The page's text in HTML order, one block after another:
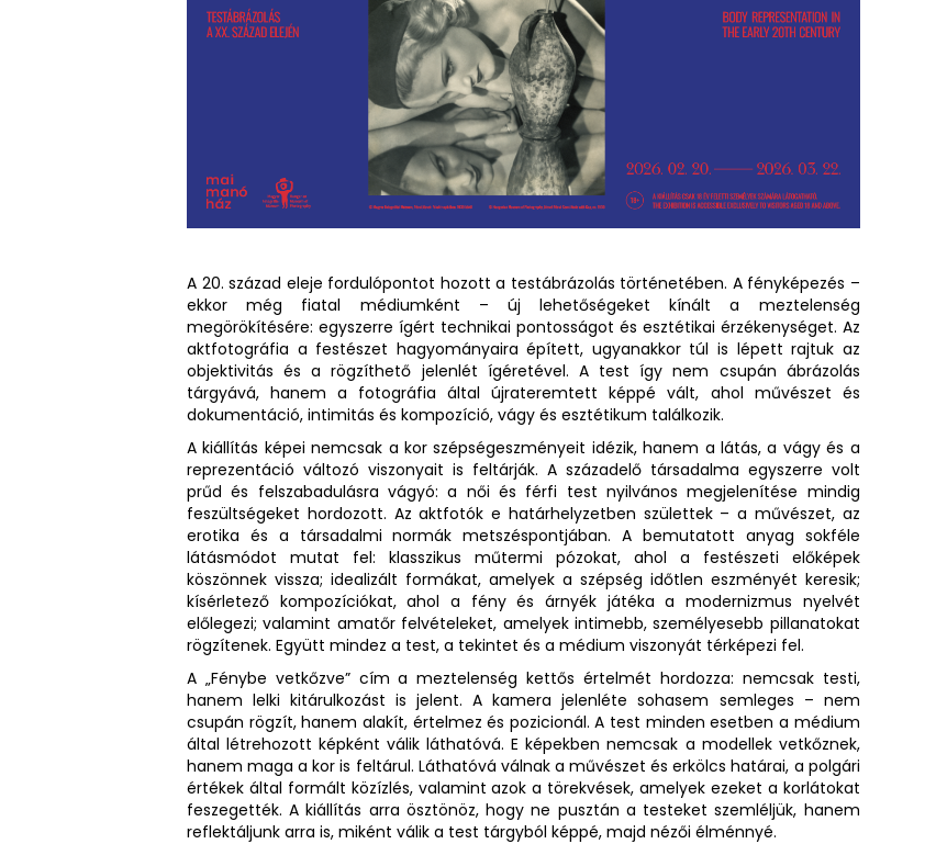
A 20. század eleje fordulópontot hozott a testábrázolás történetében. A fényképezés –
ekkor még fiatal médiumként – új lehetőségeket kínált a meztelenség
megörökítésére: egyszerre ígért technikai pontosságot és esztétikai érzékenységet. Az
aktfotográfia a festészet hagyományaira épített, ugyanakkor túl is lépett rajtuk az
objektivitás és a rögzíthető jelenlét ígéretével. A test így nem csupán ábrázolás
tárgyává, hanem a fotográfia által újrateremtett képpé vált, ahol művészet és
dokumentáció, intimitás és kompozíció, vágy és esztétikum találkozik.
A kiállítás képei nemcsak a kor szépségeszményeit idézik, hanem a látás, a vágy és a
reprezentáció változó viszonyait is feltárják. A századelő társadalma egyszerre volt
prűd és felszabadulásra vágyó: a női és férfi test nyilvános megjelenítése mindig
feszültségeket hordozott. Az aktfotók e határhelyzetben születtek – a művészet, az
erotika és a társadalmi normák metszéspontjában. A bemutatott anyag sokféle
látásmódot mutat fel: klasszikus műtermi pózokat, ahol a festészeti előképek
köszönnek vissza; idealizált formákat, amelyek a szépség időtlen eszményét keresik;
kísérletező kompozíciókat, ahol a fény és árnyék játéka a modernizmus nyelvét
előlegezi; valamint amatőr felvételeket, amelyek intimebb, személyesebb pillanatokat
rögzítenek. Együtt mindez a test, a tekintet és a médium viszonyát térképezi fel.
A „Fénybe vetkőzve” cím a meztelenség kettős értelmét hordozza: nemcsak testi,
hanem lelki kitárulkozást is jelent. A kamera jelenléte sohasem semleges – nem
csupán rögzít, hanem alakít, értelmez és pozicionál. A test minden esetben a médium
által létrehozott képként válik láthatóvá. E képekben nemcsak a modellek vetkőznek,
hanem maga a kor is feltárul. Láthatóvá válnak a művészet és erkölcs határai, a polgári
értékek által formált közízlés, valamint azok a törekvések, amelyek ezeket a korlátokat
feszegették. A kiállítás arra ösztönöz, hogy ne pusztán a testeket szemléljük, hanem
reflektáljunk arra is, miként válik a test tárgyból képpé, majd nézői élménnyé.